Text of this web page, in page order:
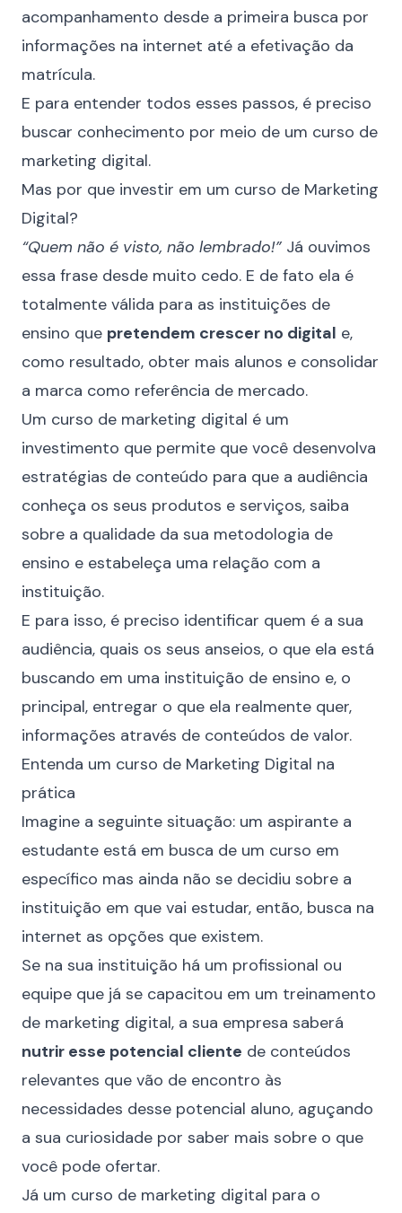
acompanhamento desde a primeira busca por
informações na internet até a efetivação da
matrícula.
E para entender todos esses passos, é preciso
buscar conhecimento por meio de um curso de
marketing digital.
Mas por que investir em um curso de Marketing
Digital?
“Quem não é visto, não lembrado!” Já ouvimos
essa frase desde muito cedo. E de fato ela é
totalmente válida para as instituições de
ensino que pretendem crescer no digital e,
como resultado, obter mais alunos e consolidar
a marca como referência de mercado.
Um curso de marketing digital é um
investimento que permite que você desenvolva
estratégias de conteúdo para que a audiência
conheça os seus produtos e serviços, saiba
sobre a qualidade da sua metodologia de
ensino e estabeleça uma relação com a
instituição.
E para isso, é preciso identificar quem é a sua
audiência, quais os seus anseios, o que ela está
buscando em uma instituição de ensino e, o
principal, entregar o que ela realmente quer,
informações através de conteúdos de valor.
Entenda um curso de Marketing Digital na
prática
Imagine a seguinte situação: um aspirante a
estudante está em busca de um curso em
específico mas ainda não se decidiu sobre a
instituição em que vai estudar, então, busca na
internet as opções que existem.
Se na sua instituição há um profissional ou
equipe que já se capacitou em um treinamento
de marketing digital, a sua empresa saberá
nutrir esse potencial cliente de conteúdos
relevantes que vão de encontro às
necessidades desse potencial aluno, aguçando
a sua curiosidade por saber mais sobre o que
você pode ofertar.
Já um curso de marketing digital para o